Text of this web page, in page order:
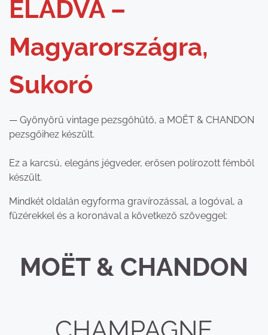
ELADVA –
Magyarországra,
Sukoró
— Gyönyörű vintage pezsgőhűtő, a MOËT & CHANDON
pezsgőihez készült.
Ez a karcsú, elegáns jégveder, erősen polírozott fémből
készült.
Mindkét oldalán egyforma gravírozással, a logóval, a
füzérekkel és a koronával a következő szöveggel:
MOËT & CHANDON